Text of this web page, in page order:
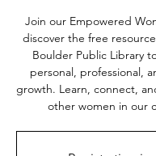
Join our Empowered
discover the free
Boulder Public Library
personal, professional,
growth. Learn, connect,
other women in our